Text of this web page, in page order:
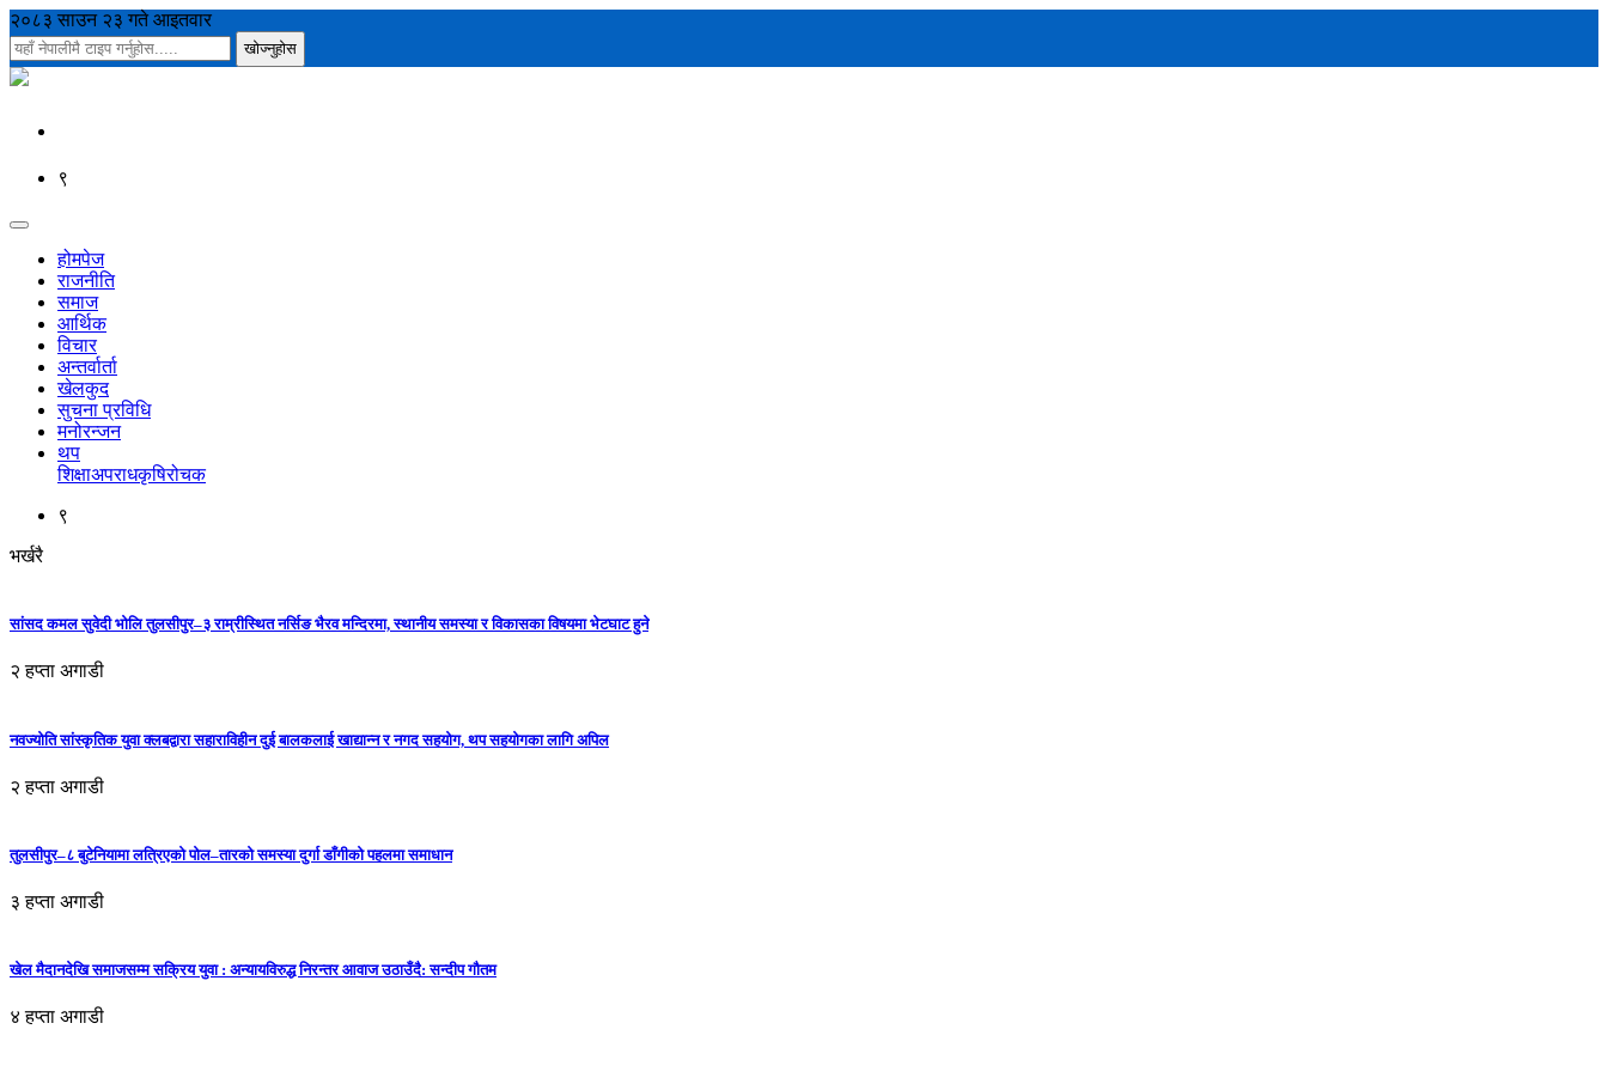
२०८३ साउन २३ गते आइतवार
९
होमपेज
राजनीति
समाज
आर्थिक
विचार
अन्तर्वार्ता
खेलकुद
सुचना प्रविधि
मनोरन्जन
थप
शिक्षाअपराधकृषिरोचक
९
भर्खरै
सांसद कमल सुवेदी भोलि तुलसीपुर–३ राम्रीस्थित नर्सिङ भैरव मन्दिरमा, स्थानीय समस्या र विकासका विषयमा भेटघाट हुने
२ हप्ता अगाडी
नवज्योति सांस्कृतिक युवा क्लबद्वारा सहाराविहीन दुई बालकलाई खाद्यान्न र नगद सहयोग, थप सहयोगका लागि अपिल
२ हप्ता अगाडी
तुलसीपुर–८ बुटेनियामा लत्रिएको पोल–तारको समस्या दुर्गा डाँगीको पहलमा समाधान
३ हप्ता अगाडी
खेल मैदानदेखि समाजसम्म सक्रिय युवा : अन्यायविरुद्ध निरन्तर आवाज उठाउँदै: सन्दीप गौतम
४ हप्ता अगाडी